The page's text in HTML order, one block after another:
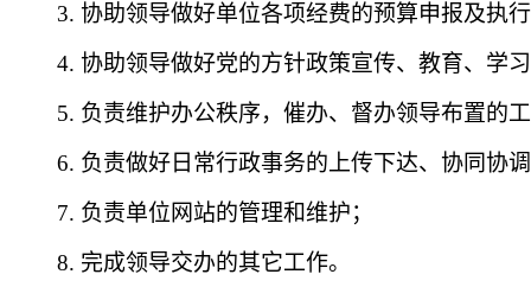
3. 协助领导做好单位各项经费的预算申报及执
4. 协助领导做好党的方针政策宣传、教育、学
5. 负责维护办公秩序，催办、督办领导布置的
6. 负责做好日常行政事务的上传下达、协同协
7. 负责单位网站的管理和维护；
8. 完成领导交办的其它工作。